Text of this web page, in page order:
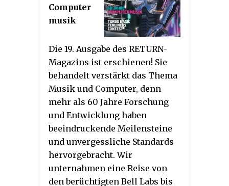
Computer
musik
Die 19. Ausgabe des RETURN-
Magazins ist erschienen! Sie
behandelt verstärkt das Thema
Musik und Computer, denn
mehr als 60 Jahre Forschung
und Entwicklung haben
beeindruckende Meilensteine
und unvergessliche Standards
hervorgebracht. Wir
unternahmen eine Reise von
den berüchtigten Bell Labs bis